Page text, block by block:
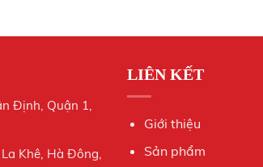
Định, Quận 1,
Khê, Hà Đông,
LIÊN KẾT
Giới thiệu
Sản phẩm